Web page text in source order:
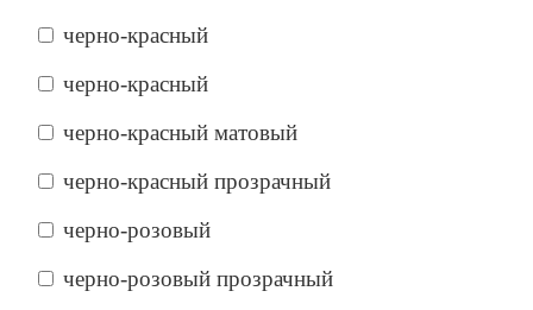
черно-красный
черно-красный
черно-красный матовый
черно-красный прозрачный
черно-розовый
черно-розовый прозрачный